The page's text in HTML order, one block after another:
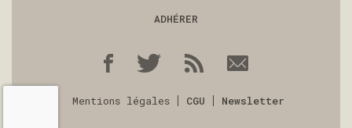
ADHÉRER
Mentions légales CGU Newsletter